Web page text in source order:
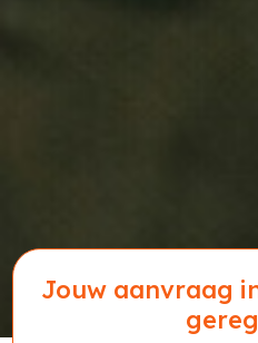
Jouw aanvraag